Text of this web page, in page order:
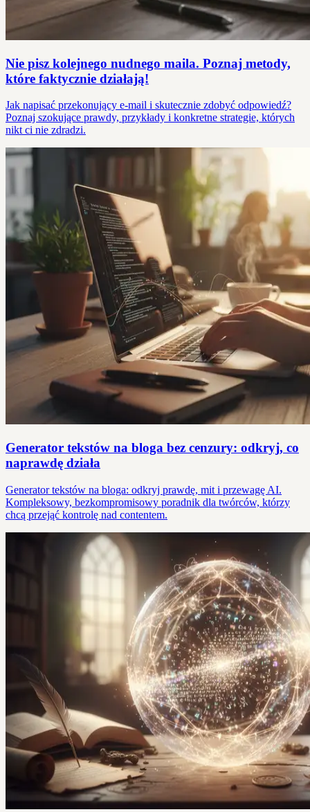
Nie pisz kolejnego nudnego maila. Poznaj metody,
które faktycznie działają!
Jak napisać przekonujący e-mail i skutecznie zdobyć odpowiedź?
Poznaj szokujące prawdy, przykłady i konkretne strategie, których
nikt ci nie zdradzi.
Generator tekstów na bloga bez cenzury: odkryj, co
naprawdę działa
Generator tekstów na bloga: odkryj prawdę, mit i przewagę AI.
Kompleksowy, bezkompromisowy poradnik dla twórców, którzy
chcą przejąć kontrolę nad contentem.